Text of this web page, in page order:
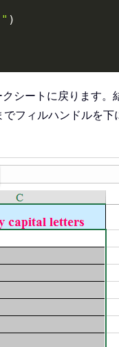
)
シートに戻ります
フィルハンドルを